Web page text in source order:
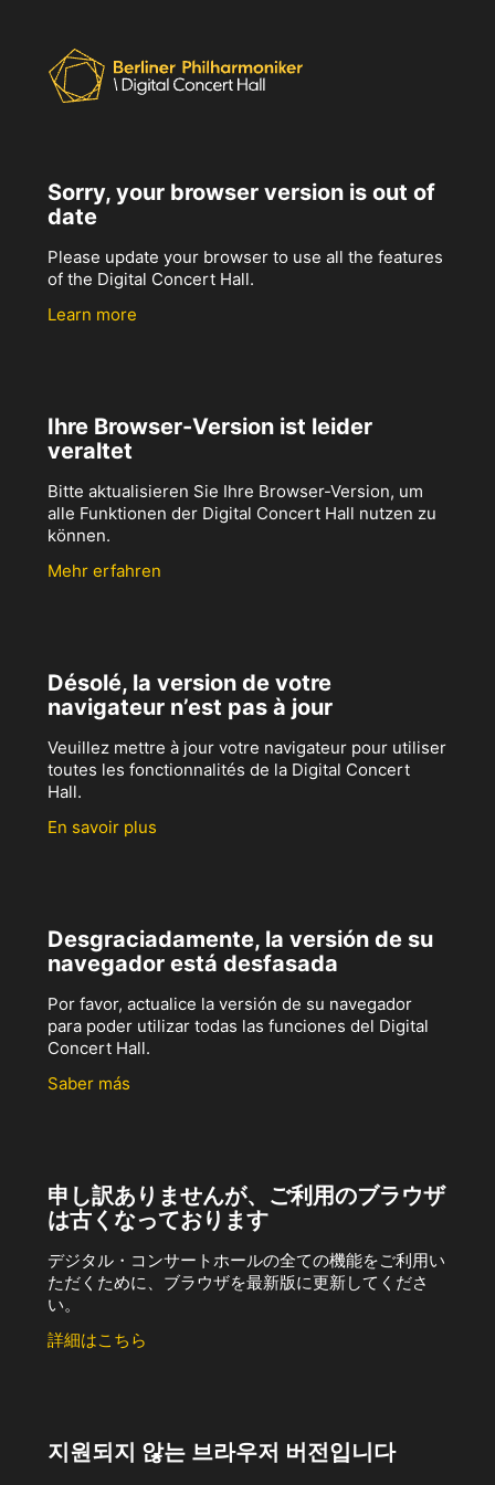
Sorry, your browser version is out of
date
Please update your browser to use all the features
of the Digital Concert Hall.
Learn more
Ihre Browser-Version ist leider
veraltet
Bitte aktualisieren Sie Ihre Browser-Version, um
alle Funktionen der Digital Concert Hall nutzen zu
können.
Mehr erfahren
Désolé, la version de votre
navigateur n’est pas à jour
Veuillez mettre à jour votre navigateur pour utiliser
toutes les fonctionnalités de la Digital Concert
Hall.
En savoir plus
Desgraciadamente, la versión de su
navegador está desfasada
Por favor, actualice la versión de su navegador
para poder utilizar todas las funciones del Digital
Concert Hall.
Saber más
申し訳ありませんが、ご利用のブラウザ
は古くなっております
デジタル・コンサートホールの全ての機能をご利用い
ただくために、ブラウザを最新版に更新してくださ
い。
詳細はこちら
지원되지 않는 브라우저 버전입니다